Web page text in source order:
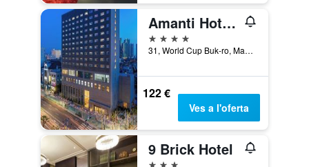
Amanti Hotel Seoul Hongdae
4 estrelles
31, World Cup Buk-ro, Mapo-gu, Seül, Corea del Sud
122 €
Ves a l'oferta
9 Brick Hotel
3 estrelles